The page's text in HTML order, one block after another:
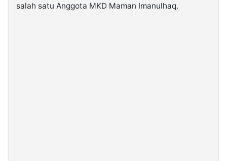
salah satu Anggota MKD Maman Imanulhaq.